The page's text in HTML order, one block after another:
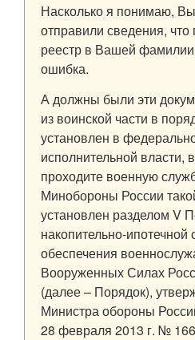
Насколько я понимаю,
отправили сведения,
реестр в Вашей
ошибка.
А должны были эти
из воинской части в
установлен в
исполнительной власти,
проходите военную
Минобороны России
установлен разделом V
накопительно-
обеспечения
Вооруженных Силах
(далее – Порядок),
Министра обороны
28 февраля 2013 г. №